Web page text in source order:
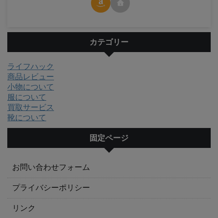
カテゴリー
ライフハック
商品レビュー
小物について
服について
買取サービス
靴について
固定ページ
お問い合わせフォーム
プライバシーポリシー
リンク